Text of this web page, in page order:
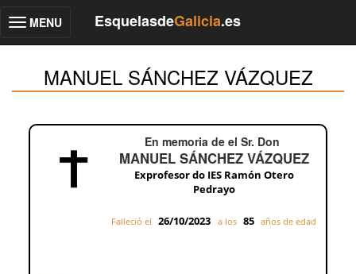
Toggle
MENU EsquelasdeGalicia.es
MANUEL SÁNCHEZ VÁZQUEZ
En memoria de el Sr. Don
MANUEL SÁNCHEZ VÁZQUEZ
Exprofesor do IES Ramón Otero
Pedrayo
Falleció el 26/10/2023 a los 85 años de edad